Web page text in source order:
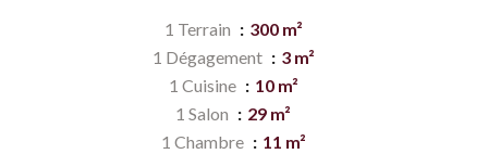
1 Terrain
300 m²
1 Dégagement
3 m²
1 Cuisine
10 m²
1 Salon
29 m²
1 Chambre
11 m²